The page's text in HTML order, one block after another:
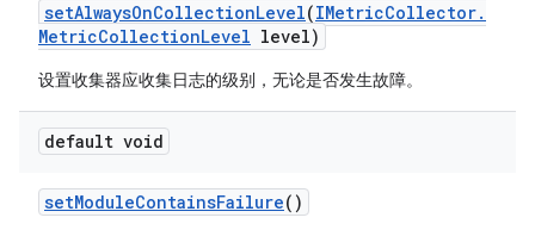
setAlwaysOnCollectionLevel(IMetricCollector.
MetricCollectionLevel level)
设置收集器应收集日志的级别，无论是否发生故障。
default void
setModuleContainsFailure()